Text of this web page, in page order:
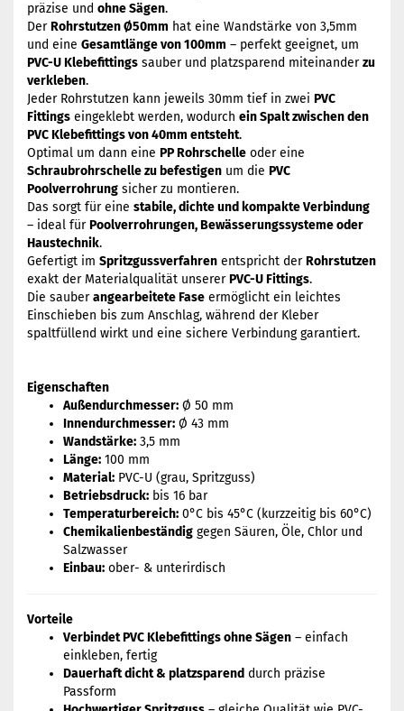
präzise und ohne Sägen.
DerRohrstutzen Ø50mm hat eine Wandstärke von 3,5mm
und eine Gesamtlänge von 100mm – perfekt geeignet, um
PVC-U Klebefittings sauber und platzsparend miteinanderzu
verkleben.
Jeder Rohrstutzen kann jeweils 30mm tief in zwei PVC
Fittings eingeklebt werden, wodurch ein Spalt zwischen den
PVC Klebefittings von 40mm entsteht.
Optimal um dann eine PP Rohrschelle oder eine
Schraubrohrschelle zu befestigen um die PVC
Poolverrohrung sicher zu montieren.
Das sorgt für eine stabile, dichte und kompakte Verbindung
– ideal fürPoolverrohrungen, Bewässerungssysteme oder
Haustechnik.
Gefertigt im Spritzgussverfahren entspricht derRohrstutzen
exakt der Materialqualität unsererPVC-U Fittings.
Die sauberangearbeitete Fase ermöglicht ein leichtes
Einschieben bis zum Anschlag, während der Kleber
spaltfüllend wirkt und eine sichere Verbindung garantiert.
Eigenschaften
Außendurchmesser: Ø 50 mm
Innendurchmesser: Ø 43 mm
Wandstärke: 3,5 mm
Länge: 100 mm
Material: PVC-U (grau, Spritzguss)
Betriebsdruck: bis 16 bar
Temperaturbereich: 0°C bis 45°C (kurzzeitig bis 60°C)
Chemikalienbeständig gegen Säuren, Öle, Chlor und
Salzwasser
Einbau: ober- & unterirdisch
Vorteile
Verbindet PVC Klebefittings ohne Sägen – einfach
einkleben, fertig
Dauerhaft dicht & platzsparend durch präzise
Passform